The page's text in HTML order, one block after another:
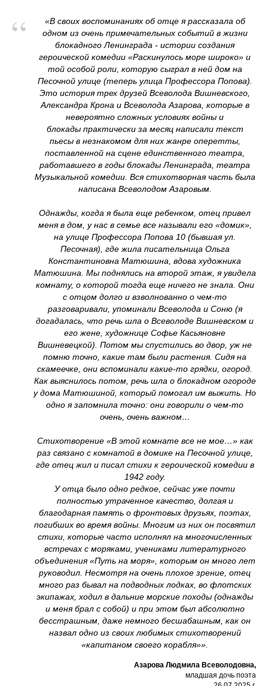
“
«В своих воспоминаниях об отце я рассказала об
одном из очень примечательных событий в жизни
блокадного Ленинграда - истории создания
героической комедии «Раскинулось море широко» и
той особой роли, которую сыграл в ней дом на
Песочной улице (теперь улица Профессора Попова).
Это история трех друзей Всеволода Вишневского,
Александра Крона и Всеволода Азарова, которые в
невероятно сложных условиях войны и
блокады практически за месяц написали текст
пьесы в незнакомом для них жанре оперетты,
поставленной на сцене единственного театра,
работавшего в годы блокады Ленинграда, театра
Музыкальной комедии. Вся стихотворная часть была
написана Всеволодом Азаровым.
Однажды, когда я была еще ребенком, отец привел
меня в дом, у нас в семье все называли его «домик»,
на улице Профессора Попова 10 (бывшая ул.
Песочная), где жила писательница Ольга
Константиновна Матюшина, вдова художника
Матюшина. Мы поднялись на второй этаж, я увидела
комнату, о которой тогда еще ничего не знала. Они
с отцом долго и взволнованно о чем-то
разговаривали, упоминали Всеволода и Соню (я
догадалась, что речь шла о Всеволоде Вишневском и
его жене, художнице Софье Касьяновне
Вишневецкой). Потом мы спустились во двор, уж не
помню точно, какие там были растения. Сидя на
скамеечке, они вспоминали какие-то грядки, огород.
Как выяснилось потом, речь шла о блокадном огороде
у дома Матюшиной, который помогал им выжить. Но
одно я запомнила точно: они говорили о чем-то
очень, очень важном…
Стихотворение «В этой комнате все не мое…» как
раз связано с комнатой в домике на Песочной улице,
где отец жил и писал стихи к героической комедии в
1942 году.
У отца было одно редкое, сейчас уже почти
полностью утраченное качество, долгая и
благодарная память о фронтовых друзьях, поэтах,
погибших во время войны. Многим из них он посвятил
стихи, которые часто исполнял на многочисленных
встречах с моряками, учениками литературного
объединения «Путь на моря», которым он много лет
руководил. Несмотря на очень плохое зрение, отец
много раз бывал на подводных лодках, во флотских
экипажах, ходил в дальние морские походы (однажды
и меня брал с собой) и при этом был абсолютно
бесстрашным, даже немного бесшабашным, как он
назвал одно из своих любимых стихотворений
«капитаном своего корабля»».
Азарова Людмила Всеволодовна,
младшая дочь поэта